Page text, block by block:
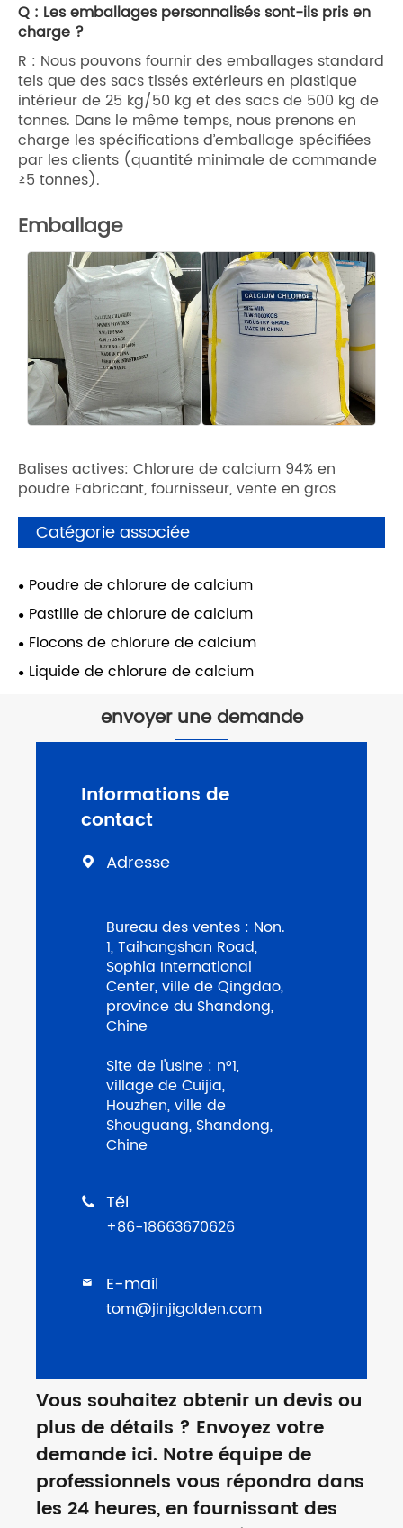
Q : Les emballages personnalisés sont-ils pris en
charge ?
R : Nous pouvons fournir des emballages standard
tels que des sacs tissés extérieurs en plastique
intérieur de 25 kg/50 kg et des sacs de 500 kg de
tonnes. Dans le même temps, nous prenons en
charge les spécifications d’emballage spécifiées
par les clients (quantité minimale de commande
≥5 tonnes).
Emballage
Balises actives: Chlorure de calcium 94% en
poudre Fabricant, fournisseur, vente en gros
Catégorie associée
Poudre de chlorure de calcium
Pastille de chlorure de calcium
Flocons de chlorure de calcium
Liquide de chlorure de calcium
envoyer une demande
Informations de
contact
 Adresse
Bureau des ventes : Non.
1, Taihangshan Road,
Sophia International
Center, ville de Qingdao,
province du Shandong,
Chine
Site de l'usine : n°1,
village de Cuijia,
Houzhen, ville de
Shouguang, Shandong,
Chine
 Tél
+86-18663670626
 E-mail
tom@jinjigolden.com
Vous souhaitez obtenir un devis ou
plus de détails ? Envoyez votre
demande ici. Notre équipe de
professionnels vous répondra dans
les 24 heures, en fournissant des